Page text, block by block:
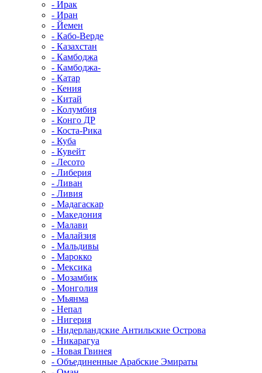
- Ирак
- Иран
- Йемен
- Кабо-Верде
- Казахстан
- Камбоджа
- Камбоджа-
- Катар
- Кения
- Китай
- Колумбия
- Конго ДР
- Коста-Рика
- Куба
- Кувейт
- Лесото
- Либерия
- Ливан
- Ливия
- Мадагаскар
- Македония
- Малави
- Малайзия
- Мальдивы
- Марокко
- Мексика
- Мозамбик
- Монголия
- Мьянма
- Непал
- Нигерия
- Нидерландские Антильские Острова
- Никарагуа
- Новая Гвинея
- Объединенные Арабские Эмираты